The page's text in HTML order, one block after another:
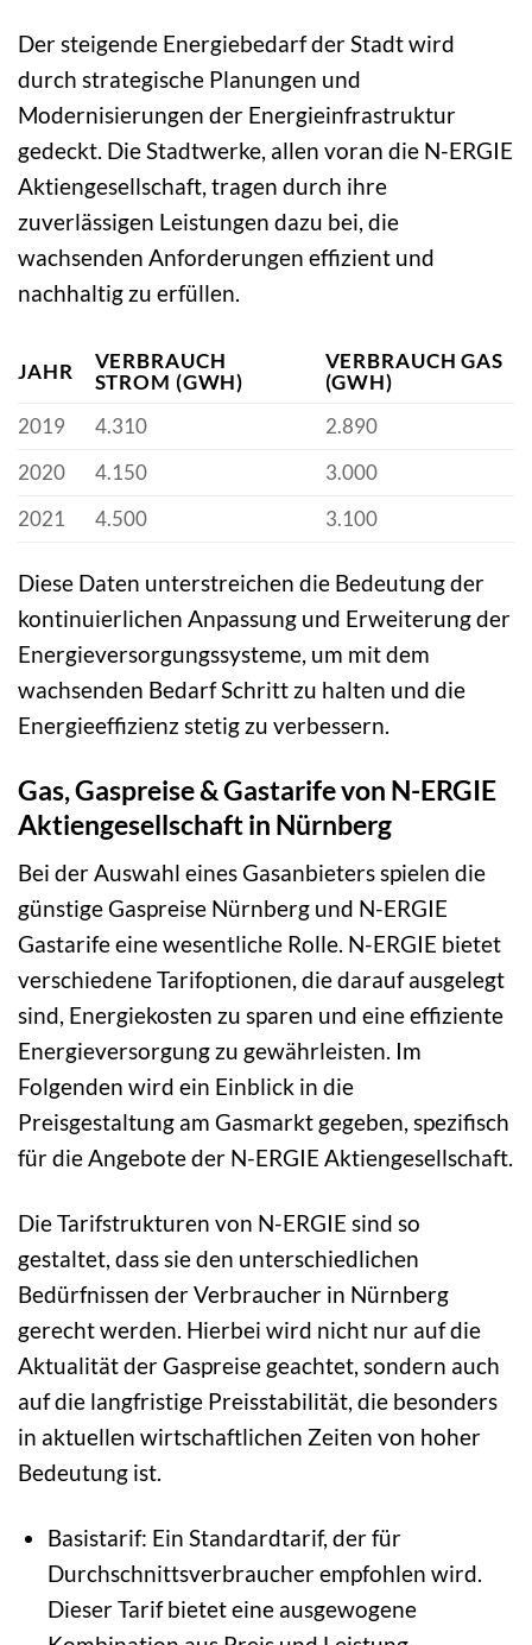
Der steigende Energiebedarf der Stadt wird
durch strategische Planungen und
Modernisierungen der Energieinfrastruktur
gedeckt. Die Stadtwerke, allen voran die N-ERGIE
Aktiengesellschaft, tragen durch ihre
zuverlässigen Leistungen dazu bei, die
wachsenden Anforderungen effizient und
nachhaltig zu erfüllen.
JAHR
VERBRAUCH
STROM (GWH)
VERBRAUCH GAS
(GWH)
2019
4.310
2.890
2020
4.150
3.000
2021
4.500 3.100
Diese Daten unterstreichen die Bedeutung der
kontinuierlichen Anpassung und Erweiterung der
Energieversorgungssysteme, um mit dem
wachsenden Bedarf Schritt zu halten und die
Energieeffizienz stetig zu verbessern.
Gas, Gaspreise & Gastarife von N-ERGIE
Aktiengesellschaft in Nürnberg
Bei der Auswahl eines Gasanbieters spielen die
günstige Gaspreise Nürnberg und N-ERGIE
Gastarife eine wesentliche Rolle. N-ERGIE bietet
verschiedene Tarifoptionen, die darauf ausgelegt
sind, Energiekosten zu sparen und eine effiziente
Energieversorgung zu gewährleisten. Im
Folgenden wird ein Einblick in die
Preisgestaltung am Gasmarkt gegeben, spezifisch
für die Angebote der N-ERGIE Aktiengesellschaft.
Die Tarifstrukturen von N-ERGIE sind so
gestaltet, dass sie den unterschiedlichen
Bedürfnissen der Verbraucher in Nürnberg
gerecht werden. Hierbei wird nicht nur auf die
Aktualität der Gaspreise geachtet, sondern auch
auf die langfristige Preisstabilität, die besonders
in aktuellen wirtschaftlichen Zeiten von hoher
Bedeutung ist.
Basistarif: Ein Standardtarif, der für
Durchschnittsverbraucher empfohlen wird.
Dieser Tarif bietet eine ausgewogene